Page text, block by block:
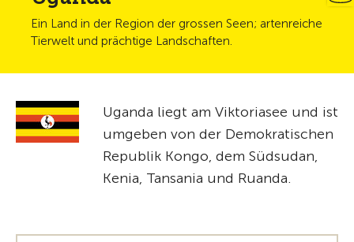
Ein Land in der Region der grossen Seen; artenreiche
Tierwelt und prächtige Landschaften.
Uganda liegt am Viktoriasee und ist
umgeben von der Demokratischen
Republik Kongo, dem Südsudan,
Kenia, Tansania und Ruanda.